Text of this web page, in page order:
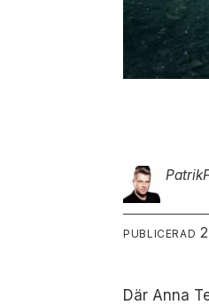
Patrik
PUBLICERAD
Där Anna